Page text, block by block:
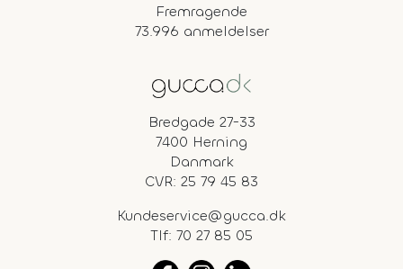
Fremragende
73.996 anmeldelser
Bredgade 27-33
7400 Herning
Danmark
CVR: 25 79 45 83
Kundeservice@gucca.dk
Tlf: 70 27 85 05